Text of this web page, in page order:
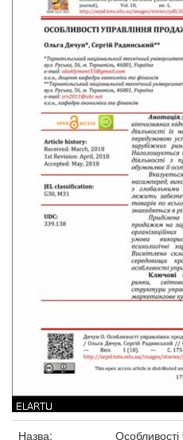
Назва: